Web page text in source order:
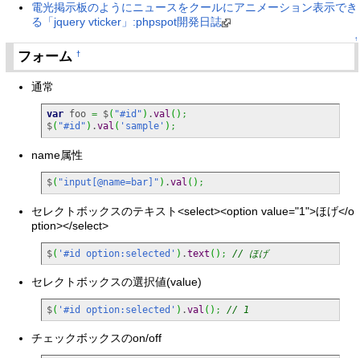
電光掲示板のようにニュースをクールにアニメーション表示でき
る「jquery vticker」:phpspot開発日誌
↑
フォーム†
通常
var foo = $( "#id" ) .val ( ) ;
$( "#id" ) .val ( 'sample' ) ;
name属性
$( "input[@name=bar]" ) .val ( ) ;
セレクトボックスのテキスト<select><option value="1">ほげ</o
ption></select>
$( '#id option:selected' ) .text ( ) ; // ほげ
セレクトボックスの選択値(value)
$( '#id option:selected' ) .val ( ) ; // 1
チェックボックスのon/off